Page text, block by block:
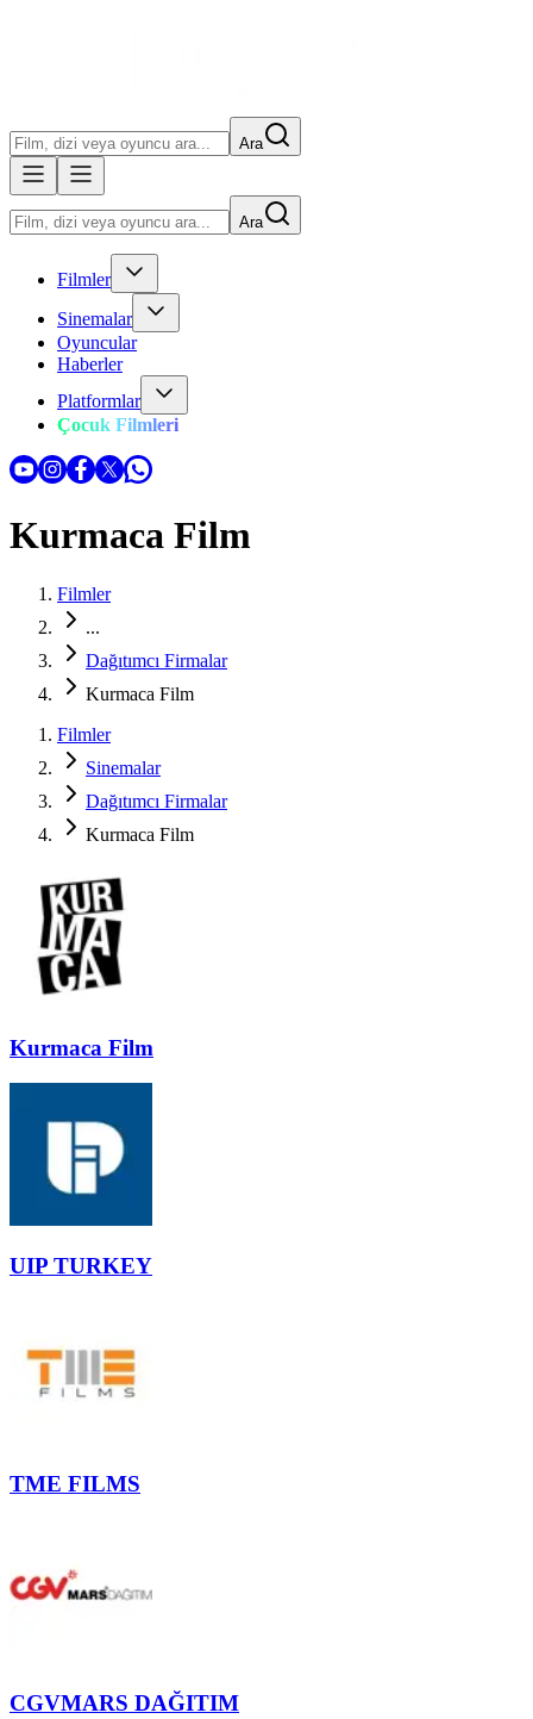
Ara
Ara
Filmler
Sinemalar
Oyuncular
Haberler
Platformlar
Çocuk Filmleri
Kurmaca Film
Filmler
...
Dağıtımcı Firmalar
Kurmaca Film
Filmler
Sinemalar
Dağıtımcı Firmalar
Kurmaca Film
Kurmaca Film
UIP TURKEY
TME FILMS
CGVMARS DAĞITIM